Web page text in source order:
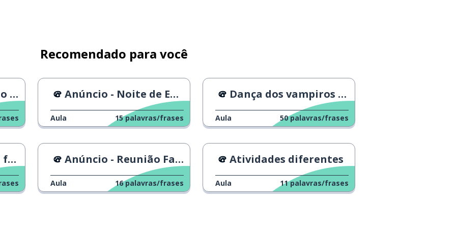
Recomendado para você
Anúncio - Noite de Encontro
Aula 15 palavras/frases
Dança dos vampiros em Hamburgo
Aula 50 palavras/frases
Anúncio - Reunião Familiar
Aula 16 palavras/frases
Atividades diferentes
Aula 11 palavras/frases